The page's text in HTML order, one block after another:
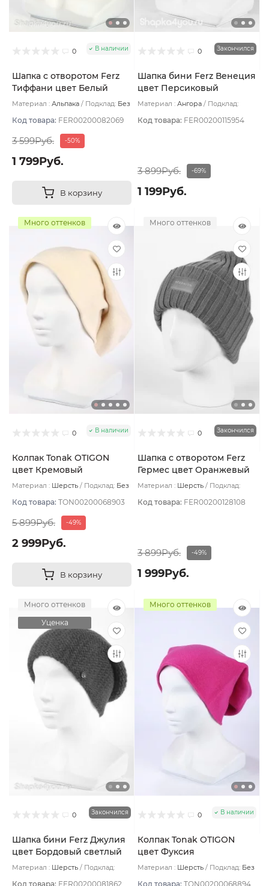
0 В наличии
Шапка с отворотом Ferz
Тиффани цвет Белый
Материал : Альпака Подклад: Без
Код товара: FER00200082069
3 599Руб. -50%
1 799Руб.
В корзину
0 Закончился
Шапка бини Ferz Венеция
цвет Персиковый
Материал : Ангора
Подклад:
Код товара: FER00200115954
3 899Руб. -69%
1 199Руб.
Много оттенков
0 В наличии
Колпак Tonak OTIGON
цвет Кремовый
Материал : Шерсть Подклад: Без
Код товара: TON00200068903
5 899Руб. -49%
2 999Руб.
В корзину
Много оттенков
0 Закончился
Шапка с отворотом Ferz
Гермес цвет Оранжевый
Материал : Шерсть
Подклад:
Код товара: FER00200128108
3 899Руб. -49%
1 999Руб.
Много оттенков
Уценка
0 Закончился
Шапка бини Ferz Джулия
цвет Бордовый светлый
Материал : Шерсть
Подклад:
Код товара: FER00200081862
Много оттенков
0 В наличии
Колпак Tonak OTIGON
цвет Фуксия
Материал : Шерсть Подклад: Без
Код товара: TON00200068894